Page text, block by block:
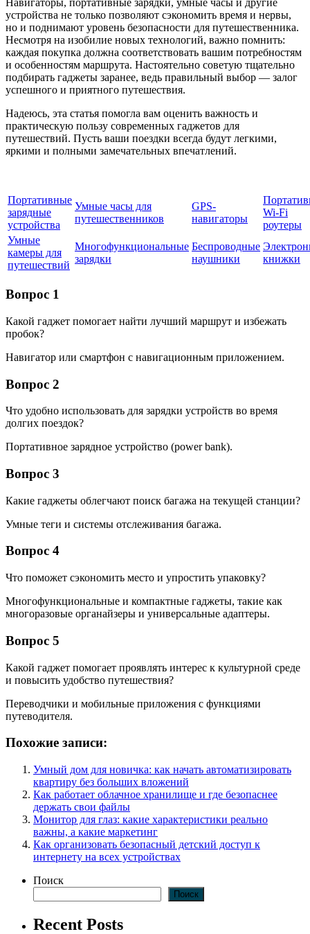
Навигаторы, портативные зарядки, умные часы и другие
устройства не только позволяют сэкономить время и нервы,
но и поднимают уровень безопасности для путешественника.
Несмотря на изобилие новых технологий, важно помнить:
каждая покупка должна соответствовать вашим потребностям
и особенностям маршрута. Настоятельно советую тщательно
подбирать гаджеты заранее, ведь правильный выбор — залог
успешного и приятного путешествия.
Надеюсь, эта статья помогла вам оценить важность и
практическую пользу современных гаджетов для
путешествий. Пусть ваши поездки всегда будут легкими,
яркими и полными замечательных впечатлений.
Портативные
зарядные
устройства
Умные часы для
путешественников
GPS-
навигаторы
Wi-Fi
роутеры
Умные
камеры для
путешествий
Многофункциональные
зарядки
Беспроводные
наушники
книжки
Вопрос 1
Какой гаджет помогает найти лучший маршрут и избежать
пробок?
Навигатор или смартфон с навигационным приложением.
Вопрос 2
Что удобно использовать для зарядки устройств во время
долгих поездок?
Портативное зарядное устройство (power bank).
Вопрос 3
Какие гаджеты облегчают поиск багажа на текущей станции?
Умные теги и системы отслеживания багажа.
Вопрос 4
Что поможет сэкономить место и упростить упаковку?
Многофункциональные и компактные гаджеты, такие как
многоразовые органайзеры и универсальные адаптеры.
Вопрос 5
Какой гаджет помогает проявлять интерес к культурной среде
и повысить удобство путешествия?
Переводчики и мобильные приложения с функциями
путеводителя.
Похожие записи:
Умный дом для новичка: как начать автоматизировать
квартиру без больших вложений
Как работает облачное хранилище и где безопаснее
держать свои файлы
Монитор для глаз: какие характеристики реально
важны, а какие маркетинг
Как организовать безопасный детский доступ к
интернету на всех устройствах
Поиск
Поиск
Recent Posts